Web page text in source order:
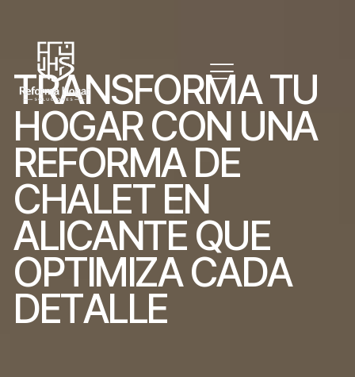
TRANSFORMATU
HOGARCON UNA
REFORMA DE
CHALET EN
ALICANTE QUE
OPTIMIZA CADA
DETALLE